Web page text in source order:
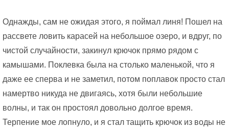
Однажды, сам не ожидая этого, я поймал линя! Пошел на
рассвете ловить карасей на небольшое озеро, и вдруг, по
чистой случайности, закинул крючок прямо рядом с
камышами. Поклевка была на столько маленькой, что я
даже ее сперва и не заметил, потом поплавок просто стал
намертво никуда не двигаясь, хотя были небольшие
волны, и так он простоял довольно долгое время.
Терпение мое лопнуло, и я стал тащить крючок из воды не